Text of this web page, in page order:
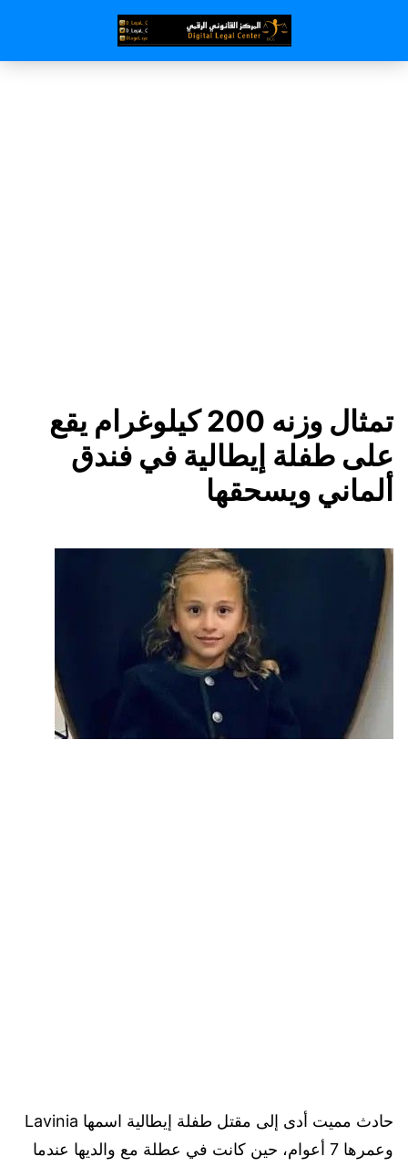
تمثال وزنه 200 كيلوغرام يقع
على طفلة إيطالية في فندق
ألماني ويسحقها
حادث مميت أدى إلى مقتل طفلة إيطالية اسمها Lavinia
وعمرها 7 أعوام، حين كانت في عطلة مع والديها عندما